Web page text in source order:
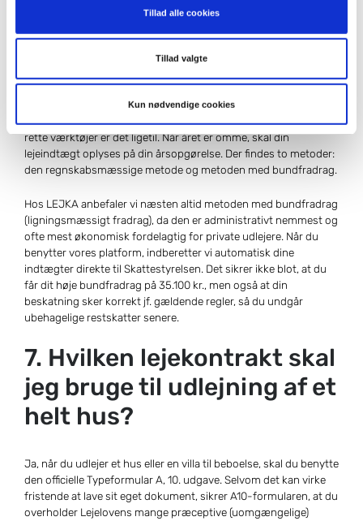
Tillad alle cookies
Tillad valgte
Kun nødvendige cookies
6. Hvordan indberetter jeg
lejeindtægt fra
husudlejning korrekt?
Beskatning af lejeindtægt kan virke komplekst, men med de
rette værktøjer er det ligetil. Når året er omme, skal din
lejeindtægt oplyses på din årsopgørelse. Der findes to metoder:
den regnskabsmæssige metode og metoden med bundfradrag.
Hos LEJKA anbefaler vi næsten altid metoden med bundfradrag
(ligningsmæssigt fradrag), da den er administrativt nemmest og
ofte mest økonomisk fordelagtig for private udlejere. Når du
benytter vores platform, indberetter vi automatisk dine
indtægter direkte til Skattestyrelsen. Det sikrer ikke blot, at du
får dit høje bundfradrag på 35.100 kr., men også at din
beskatning sker korrekt jf. gældende regler, så du undgår
ubehagelige restskatter senere.
7. Hvilken lejekontrakt skal
jeg bruge til udlejning af et
helt hus?
Ja, når du udlejer et hus eller en villa til beboelse, skal du benytte
den officielle Typeformular A, 10. udgave. Selvom det kan virke
fristende at lave sit eget dokument, sikrer A10-formularen, at du
overholder Lejelovens mange præceptive (uomgængelige)